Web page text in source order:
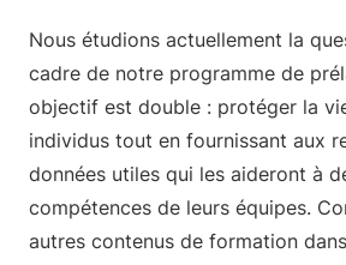
Nous étudions actuellement la
cadre de notre programme de
objectif est double : protéger la
individus tout en fournissant aux
données utiles qui les aideront à
compétences de leurs équipes.
autres contenus de formation